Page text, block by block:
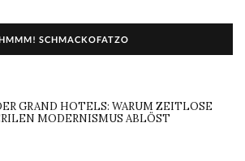
SCHMACKOFATZO
GRAND HOTELS: WARUM ZEITLOSE
MODERNISMUS ABLÖST